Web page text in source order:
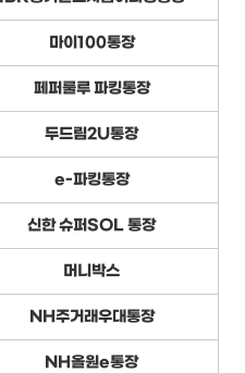
마이100통장
페퍼룰루 파킹통장
두드림2U통장
e-파킹통장
신한 슈퍼SOL 통장
머니박스
NH주거래우대통장
NH올원e통장